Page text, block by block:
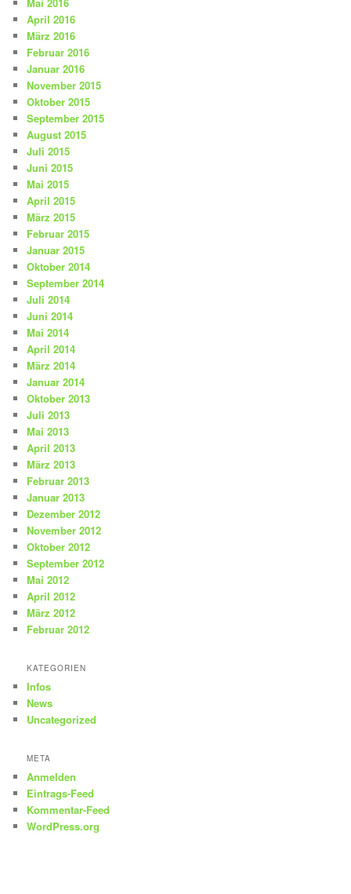
April 2016
März 2016
Februar 2016
Januar 2016
November 2015
Oktober 2015
September 2015
August 2015
Juli 2015
Juni 2015
Mai 2015
April 2015
März 2015
Februar 2015
Januar 2015
Oktober 2014
September 2014
Juli 2014
Juni 2014
Mai 2014
April 2014
März 2014
Januar 2014
Oktober 2013
Juli 2013
Mai 2013
April 2013
März 2013
Februar 2013
Januar 2013
Dezember 2012
November 2012
Oktober 2012
September 2012
Mai 2012
April 2012
März 2012
Februar 2012
KATEGORIEN
Infos
News
Uncategorized
META
Anmelden
Eintrags-Feed
Kommentar-Feed
WordPress.org